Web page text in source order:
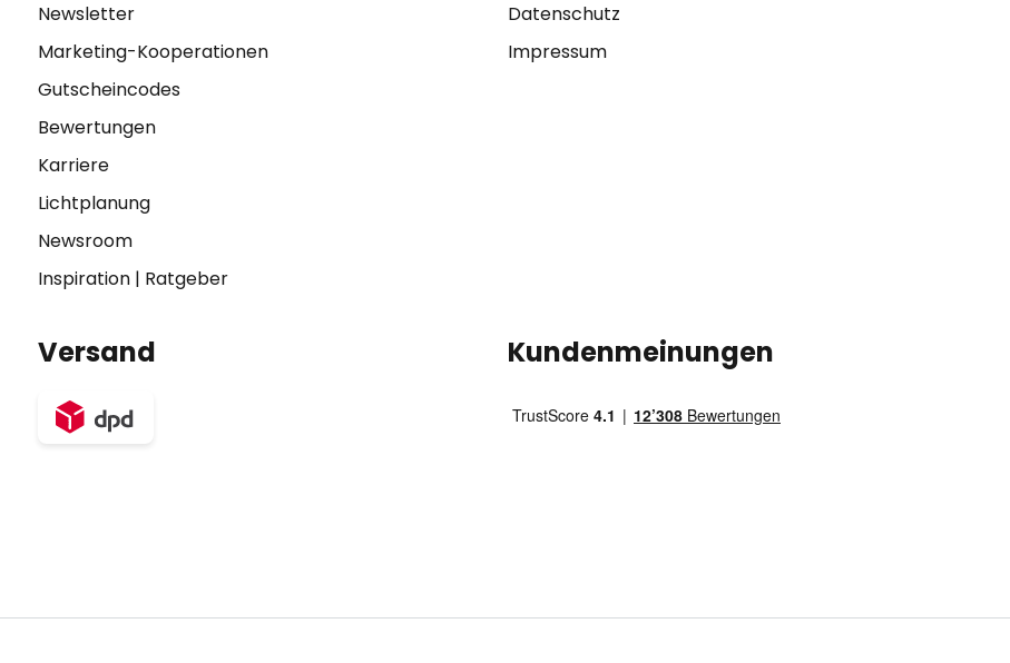
Newsletter
Marketing-Kooperationen
Gutscheincodes
Bewertungen
Karriere
Lichtplanung
Newsroom
Inspiration| Ratgeber
Datenschutz
Impressum
Versand Kundenmeinungen